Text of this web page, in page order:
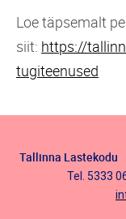
Loe täpsemalt
siit: https://
tugiteenused
Tallinna Lastekodu
Tel. 5333